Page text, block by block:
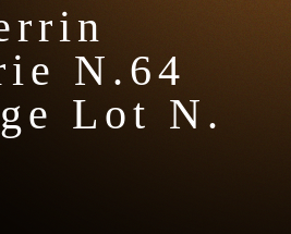
N.64
Lot N.